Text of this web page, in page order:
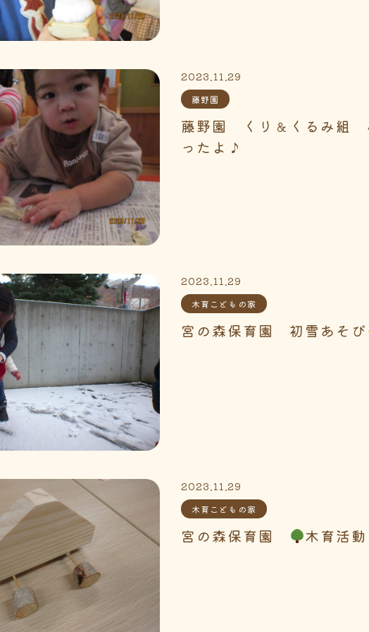
2023.11.29
藤野園
藤野園 くり＆くるみ組
ったよ♪
2023.11.29
木育こどもの家
宮の森保育園 初雪あそび
2023.11.29
木育こどもの家
宮の森保育園 木育活動